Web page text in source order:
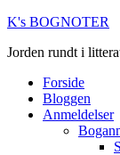
K's BOGNOTER
Jorden rundt i
Forside
Bloggen
Anmeldelser